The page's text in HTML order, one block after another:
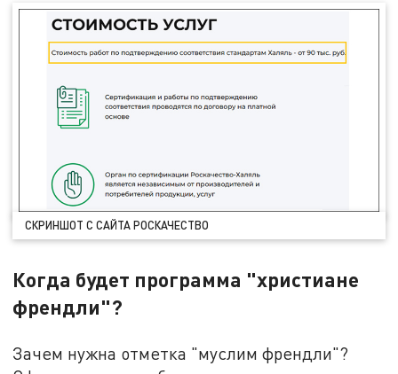
СКРИНШОТ С САЙТА РОСКАЧЕСТВО
Когда будет программа "христиане
френдли"?
Зачем нужна отметка "муслим френдли"?